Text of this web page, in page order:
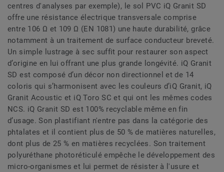
centres d'analyses par exemple), le sol PVC iQ Granit SD
offre une résistance électrique transversale comprise
entre 106 Ω et 109 Ω (EN 1081) une haute durabilité, grâce
notamment à un traitement de surface conducteur breveté.
Un simple lustrage à sec suffit pour restaurer son aspect
d’origine en lui offrant une plus grande longévité. iQ Granit
SD est composé d’un décor non directionnel et de 14
coloris qui s’harmonisent avec les couleurs d’iQ Granit, iQ
Granit Acoustic et iQ Toro SC et qui ont les mêmes codes
NCS. iQ Granit SD est 100% recyclable même en fin
d’usage. Son plastifiant n'entre pas dans la catégorie des
phtalates et il contient plus de 50 % de matières naturelles,
dont plus de 25 % en matières recyclées. Son traitement
polyuréthane photoréticulé empêche le développement des
micro-organismes et lui permet de résister à l'usure et